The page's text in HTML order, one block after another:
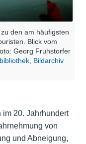
den am häufigsten
Blick vom
Georg Fruhstorfer
Bildarchiv
20. Jahrhundert
von
und Abneigung,